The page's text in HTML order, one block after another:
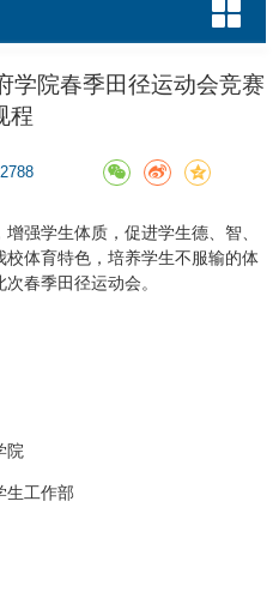
学院春季田径运动会竞赛
程
2788
强学生体质，促进学生德、智、
体育特色，培养学生不服输的体
春季田径运动会。
院
生工作部